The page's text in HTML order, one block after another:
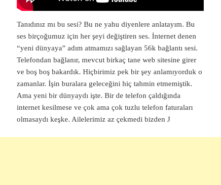
Tanıdınız mı bu sesi? Bu ne yahu diyenlere anlatayım. Bu
ses birçoğumuz için her şeyi değiştiren ses. İnternet denen
“yeni dünyaya” adım atmamızı sağlayan 56k bağlantı sesi.
Telefondan bağlanır, mevcut birkaç tane web sitesine girer
ve boş boş bakardık. Hiçbirimiz pek bir şey anlamıyorduk o
zamanlar. İşin buralara geleceğini hiç tahmin etmemiştik.
Ama yeni bir dünyaydı işte. Bir de telefon çaldığında
internet kesilmese ve çok ama çok tuzlu telefon faturaları
olmasaydı keşke. Ailelerimiz az çekmedi bizden J